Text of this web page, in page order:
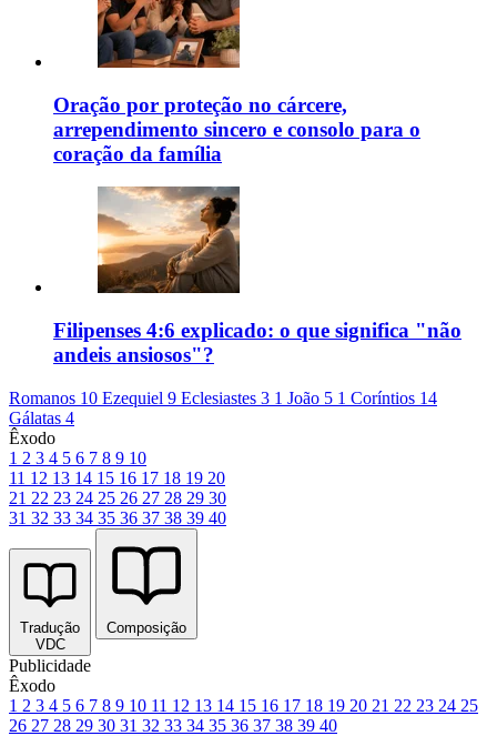
Oração por proteção no cárcere,
arrependimento sincero e consolo para o
coração da família
Filipenses 4:6 explicado: o que significa "não
andeis ansiosos"?
Romanos 10 Ezequiel 9 Eclesiastes 3 1 João 5 1 Coríntios 14
Gálatas 4
Êxodo
1 2 3 4 5 6 7 8 9 10
11 12 13 14 15 16 17 18 19 20
21 22 23 24 25 26 27 28 29 30
31 32 33 34 35 36 37 38 39 40
Tradução
VDC
Composição
Publicidade
Êxodo
1 2 3 4 5 6 7 8 9 10 11 12 13 14 15 16 17 18 19 20 21 22 23 24 25
26 27 28 29 30 31 32 33 34 35 36 37 38 39 40